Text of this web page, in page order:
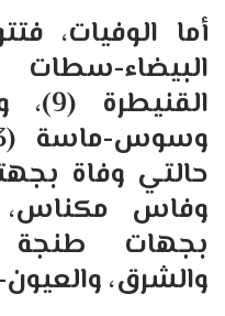
أما الوفيات،
حالتي وفاة
وفاس مكناس،
بجهات طنجة
والشرق،